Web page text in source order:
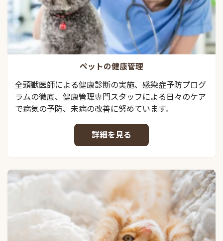
ペットの健康管理
全頭獣医師による健康診断の実施、感染症予防プログ
ラムの徹底、健康管理専門スタッフによる日々のケア
で病気の予防、未病の改善に努めています。
詳細を見る